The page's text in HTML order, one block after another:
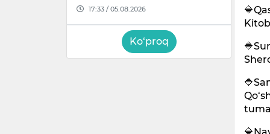
17:33 / 05.08.2026
Ko‘proq